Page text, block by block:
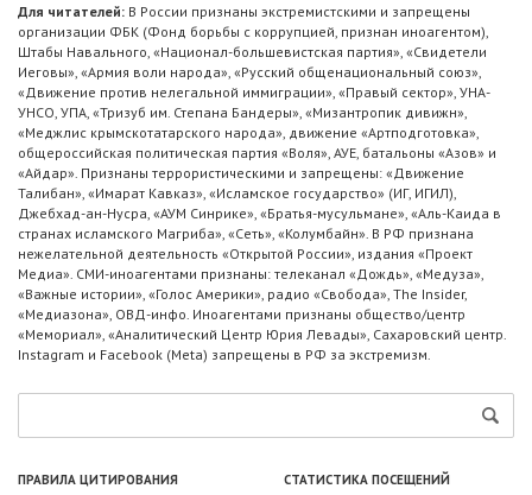
Для читателей: В России признаны экстремистскими и запрещены
организации ФБК (Фонд борьбы с коррупцией, признан иноагентом),
Штабы Навального, «Национал-большевистская партия», «Свидетели
Иеговы», «Армия воли народа», «Русский общенациональный союз»,
«Движение против нелегальной иммиграции», «Правый сектор», УНА-
УНСО, УПА, «Тризуб им. Степана Бандеры», «Мизантропик дивижн»,
«Меджлис крымскотатарского народа», движение «Артподготовка»,
общероссийская политическая партия «Воля», АУЕ, батальоны «Азов» и
«Айдар». Признаны террористическими и запрещены: «Движение
Талибан», «Имарат Кавказ», «Исламское государство» (ИГ, ИГИЛ),
Джебхад-ан-Нусра, «АУМ Синрике», «Братья-мусульмане», «Аль-Каида в
странах исламского Магриба», «Сеть», «Колумбайн». В РФ признана
нежелательной деятельность «Открытой России», издания «Проект
Медиа». СМИ-иноагентами признаны: телеканал «Дождь», «Медуза»,
«Важные истории», «Голос Америки», радио «Свобода», The Insider,
«Медиазона», ОВД-инфо. Иноагентами признаны общество/центр
«Мемориал», «Аналитический Центр Юрия Левады», Сахаровский центр.
Instagram и Facebook (Metа) запрещены в РФ за экстремизм.
ПРАВИЛА ЦИТИРОВАНИЯ СТАТИСТИКА ПОСЕЩЕНИЙ